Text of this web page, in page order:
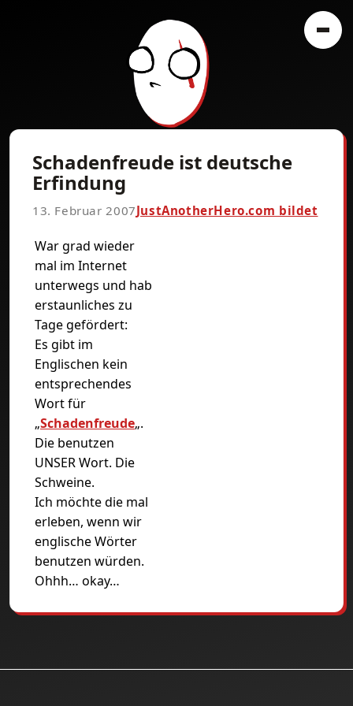
Schadenfreude ist deutsche
Erfindung
13. Februar 2007JustAnotherHero.com bildet
War grad wieder
mal im Internet
unterwegs und hab
erstaunliches zu
Tage gefördert:
Es gibt im
Englischen kein
entsprechendes
Wort für
„Schadenfreude„.
Die benutzen
UNSER Wort. Die
Schweine.
Ich möchte die mal
erleben, wenn wir
englische Wörter
benutzen würden.
Ohhh… okay…